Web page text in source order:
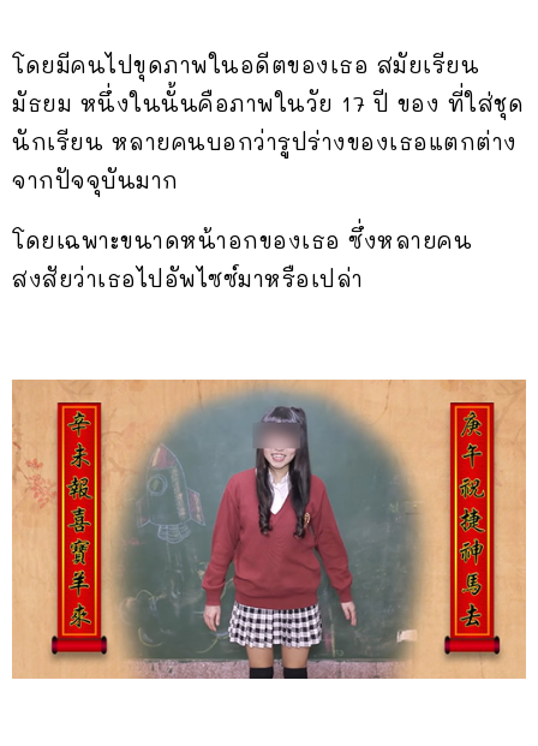
โดยมีคนไปขุดภาพในอดีตของเธอ สมัยเรียน
มัธยม หนึ่งในนั้นคือภาพในวัย 17 ปี ของ ที่ใส่ชุด
นักเรียน หลายคนบอกว่ารูปร่างของเธอแตกต่าง
จากปัจจุบันมาก
โดยเฉพาะขนาดหน้าอกของเธอ ซึ่งหลายคน
สงสัยว่าเธอไปอัพไซซ์มาหรือเปล่า